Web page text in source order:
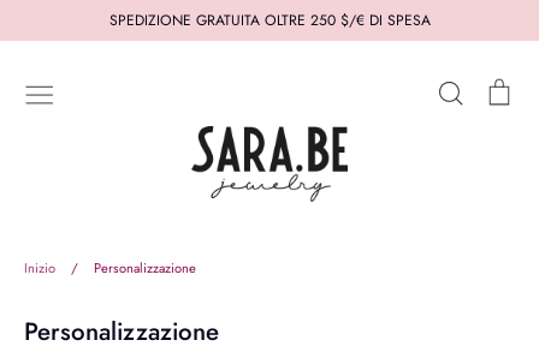
al
SPEDIZIONE GRATUITA OLTRE 250 $/€ DI SPESA
Cerca
Stili Collezioni Chi è Sara.Be
Serve aiuto?
Termini e condizioni del servizio
Inizio / Personalizzazione
Personalizzazione